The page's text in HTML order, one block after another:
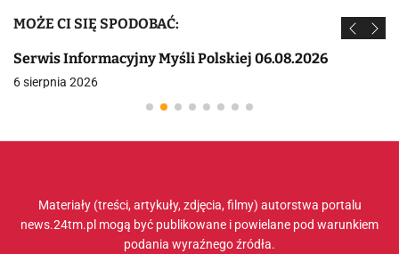
MOŻE CI SIĘ SPODOBAĆ:
Serwis Informacyjny Myśli Polskiej 06.08.2026
6 sierpnia 2026
Materiały (treści, artykuły, zdjęcia, filmy) autorstwa portalu
news.24tm.pl mogą być publikowane i powielane pod warunkiem
podania wyraźnego źródła.